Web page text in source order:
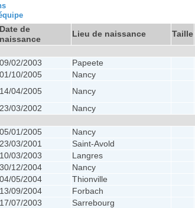
Date de
naissance
Lieu de naissance Taille
09/02/2003 Papeete
01/10/2005
Nancy
14/04/2005
Nancy
23/03/2002 Nancy
05/01/2005
Nancy
23/03/2001 Saint-Avold
10/03/2003 Langres
30/12/2004 Nancy
04/05/2004 Thionville
13/09/2004 Forbach
17/07/2003 Sarrebourg